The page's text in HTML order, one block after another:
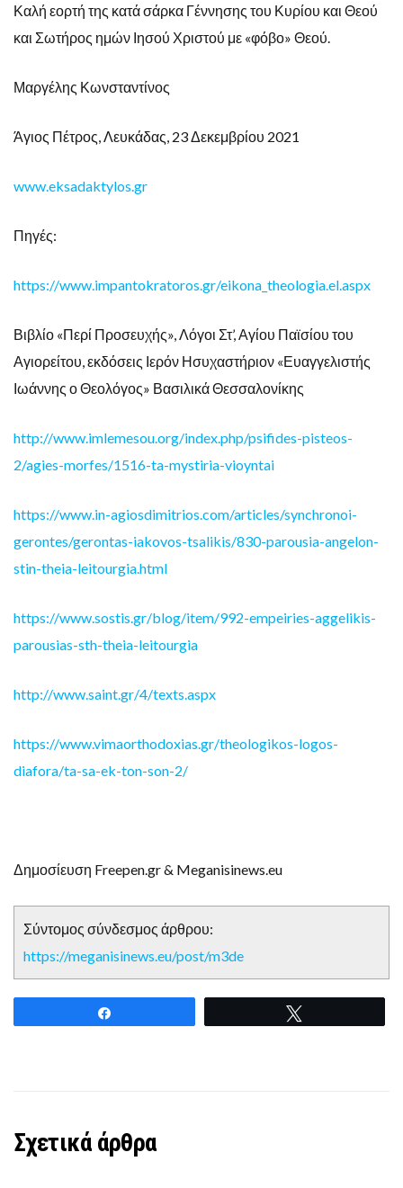
Καλή εορτή της κατά σάρκα Γέννησης του Κυρίου και Θεού
και Σωτήρος ημών Ιησού Χριστού με «φόβο» Θεού.
Μαργέλης Κωνσταντίνος
Άγιος Πέτρος, Λευκάδας, 23 Δεκεμβρίου 2021
www.eksadaktylos.gr
Πηγές:
https://www.impantokratoros.gr/eikona_theologia.el.aspx
Βιβλίο «Περί Προσευχής», Λόγοι Στ’, Αγίου Παϊσίου του
Αγιορείτου, εκδόσεις Ιερόν Ησυχαστήριον «Ευαγγελιστής
Ιωάννης ο Θεολόγος» Βασιλικά Θεσσαλονίκης
http://www.imlemesou.org/index.php/psifides-pisteos-
2/agies-morfes/1516-ta-mystiria-vioyntai
https://www.in-agiosdimitrios.com/articles/synchronoi-
gerontes/gerontas-iakovos-tsalikis/830-parousia-angelon-
stin-theia-leitourgia.html
https://www.sostis.gr/blog/item/992-empeiries-aggelikis-
parousias-sth-theia-leitourgia
http://www.saint.gr/4/texts.aspx
https://www.vimaorthodoxias.gr/theologikos-logos-
diafora/ta-sa-ek-ton-son-2/
Δημοσίευση Freepen.gr & Meganisinews.eu
Σύντομος σύνδεσμος άρθρου:
https://meganisinews.eu/post/m3de
Σχετικά άρθρα